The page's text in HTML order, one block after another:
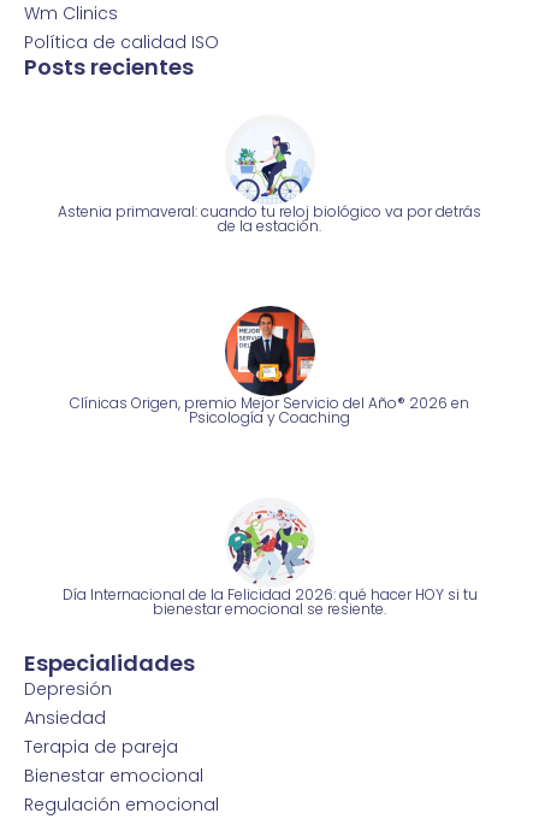
Wm Clinics
Política de calidad ISO
Posts recientes
Astenia primaveral: cuando tu reloj biológico va por detrás
de la estación.
Clínicas Origen, premio Mejor Servicio del Año® 2026 en
Psicología y Coaching
Día Internacional de la Felicidad 2026: qué hacer HOY si tu
bienestar emocional se resiente.
Especialidades
Depresión
Ansiedad
Terapia de pareja
Bienestar emocional
Regulación emocional